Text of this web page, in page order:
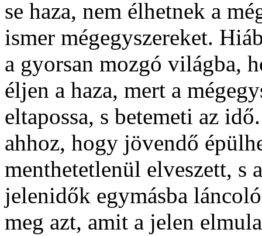
se haza, nem élhetnek a
ismer mégegyszereket.
a gyorsan mozgó világba,
éljen a haza, mert a
eltapossa, s betemeti az
ahhoz, hogy jövendő
menthetetlenül elveszett, s
jelenidők egymásba
meg azt, amit a jelen